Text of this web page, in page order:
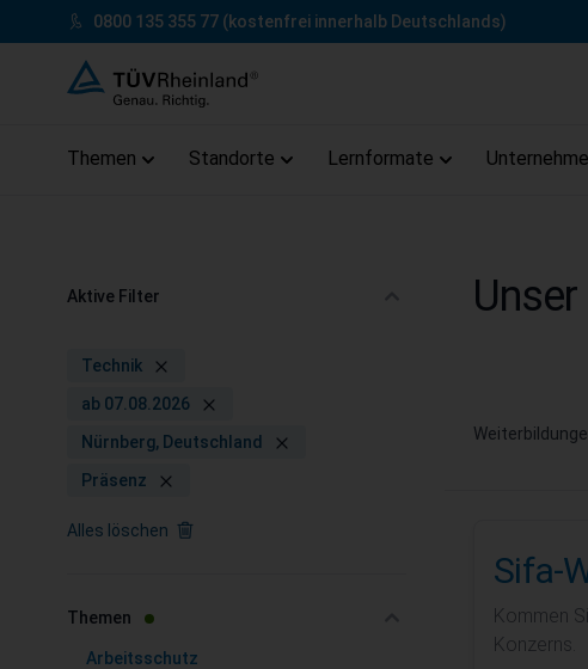
Zum Inhalt springen
0800 135 355 77 (kostenfrei innerhalb Deutschlands)
Themen Standorte Lernformate
Sifa-
Kommen
Konzerns.
Aktive Filter
Technik
ab 07.08.2026
Nürnberg, Deutschland
Präsenz
Alles löschen
Themen filter
Arbeitsschutz